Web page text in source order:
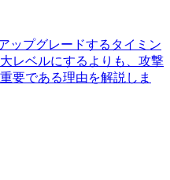
ップグレードするタイミン
レベルにするよりも、攻撃
要である理由を解説しま